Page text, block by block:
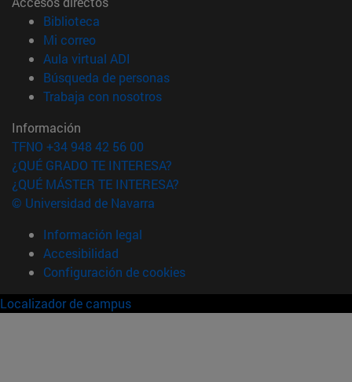
Biblioteca
Mi correo(abre en nueva ventana)
Aula virtual ADI
Búsqueda de personas(abre en nueva ventana)
Trabaja con nosotros(abre en nueva ventana)
Información
TFNO +34 948 42 56 00
¿QUÉ GRADO TE INTERESA?
¿QUÉ MÁSTER TE INTERESA?
© Universidad de Navarra
Información legal
Accesibilidad
Configuración de cookies
Localizador de campus